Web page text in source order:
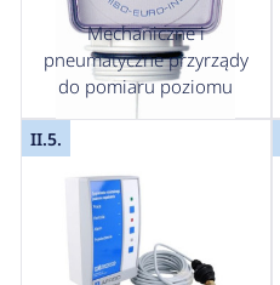
Mechaniczne i
pneumatyczne przyrządy
do pomiaru poziomu
II.5.